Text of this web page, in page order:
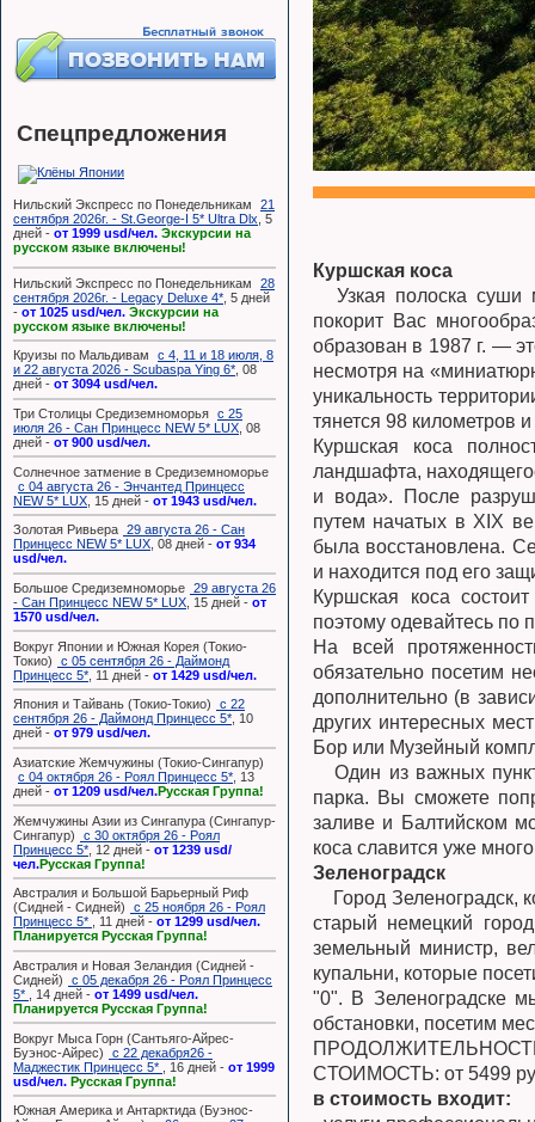
Спецпредложения
Нильский Экспресс по Понедельникам
21
сентября 2026г. - St.George-I 5* Ultra Dlx , 5
дней - от 1999 usd/чел. Экскурсии на
русском языке включены!
Нильский Экспресс по Понедельникам
28
сентября 2026г. - Legacy Deluxe 4* , 5 дней
- от 1025 usd/чел. Экскурсии на
русском языке включены!
Круизы по Мальдивам
с 4, 11 и 18 июля, 8
и 22 августа 2026 - Scubaspa Ying 6* , 08
дней - от 3094 usd/чел.
Три Столицы Средиземноморья с 25
июля 26 - Сан Принцесс NEW 5* LUX , 08
дней - от 900 usd/чел.
Солнечное затмение в Средиземноморье
с 04 августа 26 - Энчантед Принцесс
NEW 5* LUX , 15 дней - от 1943 usd/чел.
Золотая Ривьера 29 августа 26 - Сан
Принцесс NEW 5* LUX , 08 дней - от 934
usd/чел.
Большое Средиземноморье 29 августа 26
- Сан Принцесс NEW 5* LUX , 15 дней - от
1570 usd/чел.
Вокруг Японии и Южная Корея (Токио-
Токио)
с 05 сентября 26 - Даймонд
Принцесс 5* , 11 дней - от 1429 usd/чел.
Япония и Тайвань (Токио-Токио)
с 22
сентября 26 - Даймонд Принцесс 5* , 10
дней - от 979 usd/чел.
Азиатские Жемчужины (Токио-Сингапур)
с 04 октября 26 - Роял Принцесс 5* , 13
дней - от 1209 usd/чел.Русская Группа!
Жемчужины Азии из Сингапура (Сингапур-
Сингапур)
с 30 октября 26 - Роял
Принцесс 5* , 12 дней - от 1239 usd/
чел.Русская Группа!
Австралия и Большой Барьерный Риф
(Сидней - Сидней)
с 25 ноября 26 - Роял
Принцесс 5*
, 11 дней - от 1299 usd/чел.
Планируется Русская Группа!
Австралия и Новая Зеландия (Сидней -
Сидней)
с 05 декабря 26 - Роял Принцесс
5*
, 14 дней - от 1499 usd/чел.
Планируется Русская Группа!
Вокруг Мыса Горн (Сантьяго-Айрес-
Буэнос-Айрес)
с 22 декабря26 -
Маджестик Принцесс 5*
, 16 дней - от 1999
usd/чел. Русская Группа!
Южная Америка и Антарктида (Буэнос-
Куршская коса
⠀ Узкая полоска
покорит Вас
образован в 1987 г. —
несмотря на
уникальность
тянется 98 километров
Куршская коса
ландшафта,
и вода». После
путем начатых в XIX
была восстановлена.
и находится под его
Куршская коса
поэтому одевайтесь по
На всей
обязательно посетим
дополнительно (в
других интересных
Бор или Музейный
⠀ Один из важных
парка. Вы сможете
заливе и Балтийском
коса славится уже
Зеленоградск
⠀ Город Зеленоградск,
старый немецкий
земельный министр,
купальни, которые
"0". В Зеленоградске
обстановки, посетим
CТОИМОСТЬ: от 5499
в стоимость входит: